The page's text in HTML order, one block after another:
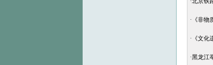
· 《非
· 《文
·黑龙江